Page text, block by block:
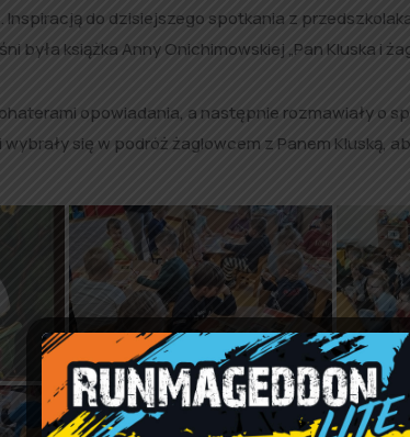
. Inspiracją do dzisiejszego spotkania z
była książka Anny Onichimowskiej „Pan Kluska i
opowiadania, a następnie rozmawiały o
się w podróż żaglowcem z Panem Kluską,